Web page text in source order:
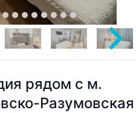
рядом с м.
Разумовская